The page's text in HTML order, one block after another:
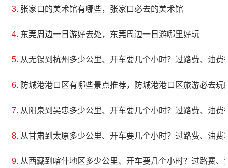
张家口的美术馆有哪些，张家口必去的美术馆
东莞周边一日游好去处，东莞周边一日游哪里好玩
从无锡到杭州多少公里、开车要几个小时？过路费、油费
防城港港口区有哪些景点推荐，防城港港口区旅游必去玩
从阳泉到吴忠多少公里、开车要几个小时？过路费、油费
从甘肃到太原多少公里、开车要几个小时？过路费、油费
从西藏到喀什地区多少公里、开车要几个小时？过路费、